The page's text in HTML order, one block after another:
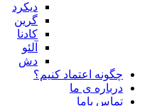
دیکرد
گرین
کادنا
آلئو
دش
چگونه اعتماد کنیم؟
درباره ی ما
تماس باما